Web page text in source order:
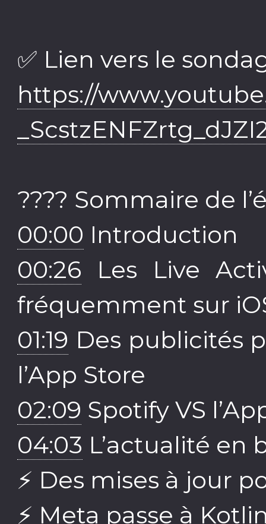
✅ Lien vers le
https://
???? Sommaire de
00:00 Introduction
00:26 Les Live
fréquemment sur
01:19 Des publicités
l’App Store
02:09 Spotify VS
04:03 L’actualité en
⚡️ Des mises à jour
⚡️ Meta passe à